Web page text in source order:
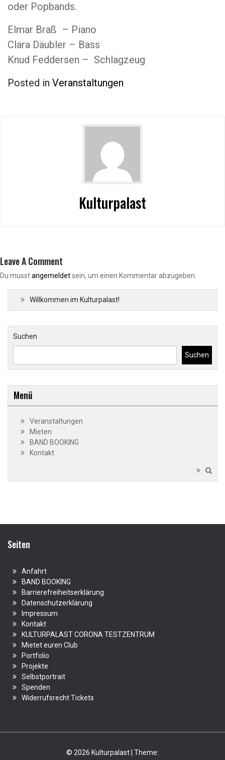
oder Popbands.
Elmar Braß – Piano
Clara Däubler – Bass
Knud Feddersen – Schlagzeug
Posted in Veranstaltungen
Kulturpalast
Leave A Comment
Du musstangemeldetsein, um einen Kommentar abzugeben.
Willkommen im Kulturpalast!
Suchen
Suchen
Menü
Veranstaltungen
Mieten
BAND BOOKING
Kontakt
Seiten
Anfahrt
BAND BOOKING
Barrierefreiheitserklärung
Datenschutzerklärung
Impressum
Kontakt
KULTURPALAST CORONA TESTZENTRUM
Mietet euren Club
Portfolio
Projekte
Selbstportrait
Spenden
Widerrufsrecht Tickets
© 2026 Kulturpalast | Theme: